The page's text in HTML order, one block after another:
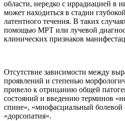
области, нередко с иррадиацией в
может находиться в стадии
латентного течения. В таких
помощью МРТ или лучевой
клинических признаков
Отсутствие зависимости между
проявлений и степенью
привело к отрицанию общей
состояний и введению терминов
спине», «миофасциальный болевой
«дорсопатия».